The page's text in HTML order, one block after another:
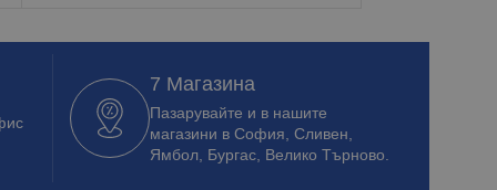
7 Магазина
Пазарувайте и в нашите
магазини в София, Сливен,
Ямбол, Бургас, Велико Търново.